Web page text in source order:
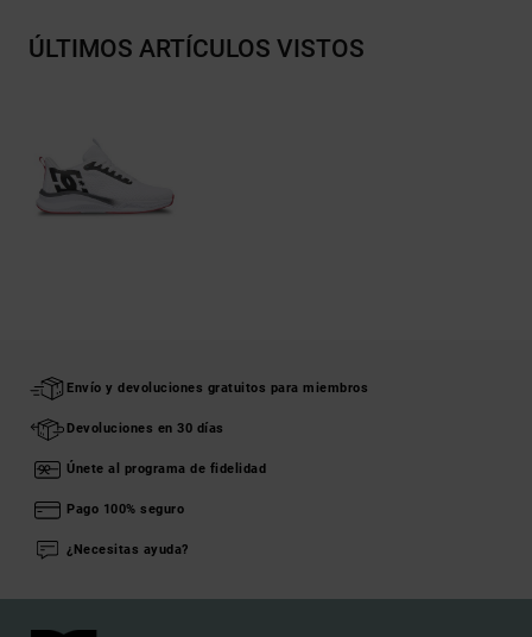
ÚLTIMOS ARTÍCULOS VISTOS
Envío y devoluciones gratuitos para miembros
Devoluciones en 30 días
Únete al programa de fidelidad
Pago 100% seguro
¿Necesitas ayuda?